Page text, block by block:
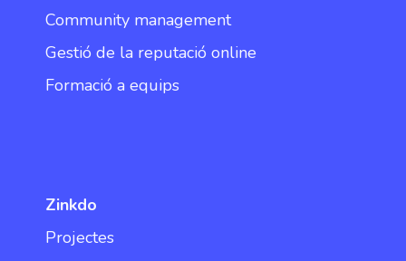
Community management
Gestió de la reputació online
Formació a equips
Zinkdo
Projectes